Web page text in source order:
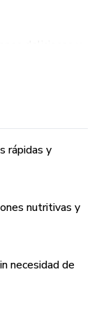
nutritivos para
sin
rápidas y
nutritivas y
necesidad de